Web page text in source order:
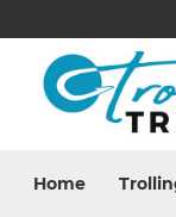
Home